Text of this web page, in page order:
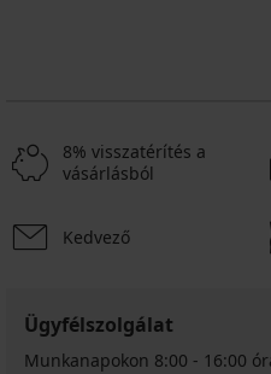
8% visszatérítés a
vásárlásból
Kedvező
Ügyfélszolgálat
Munkanapokon 8:00 - 16:00